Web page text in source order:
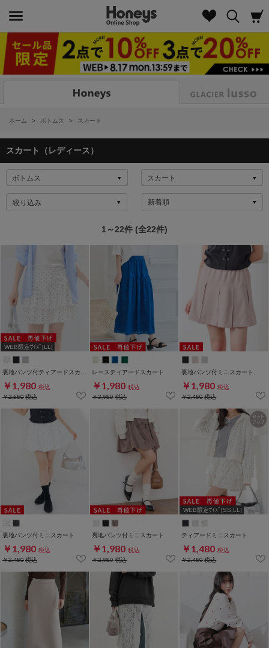
ホーム > ボトムス > スカート
スカート（レディース）
絞り込み
1～22件 (全22件)
WEB限定ｻｲｽﾞ[LL]
￥1,980 税込
￥2,680税込
レースティアードスカート
￥1,980 税込
￥3,980税込
裏地パンツ付ミニスカート
￥1,980 税込
￥2,480税込
裏地パンツ付ミニスカート
￥1,980 税込
￥2,480税込
裏地パンツ付ミニスカート
￥1,980 税込
￥2,980税込
WEB限定ｻｲｽﾞ[SS,LL]
ティアードミニスカート
￥1,480 税込
￥2,480税込